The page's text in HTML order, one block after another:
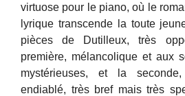
virtuose pour le piano, où le
lyrique transcende la toute
pièces de Dutilleux, très
première, mélancolique et aux
mystérieuses, et la
endiablé, très bref mais très